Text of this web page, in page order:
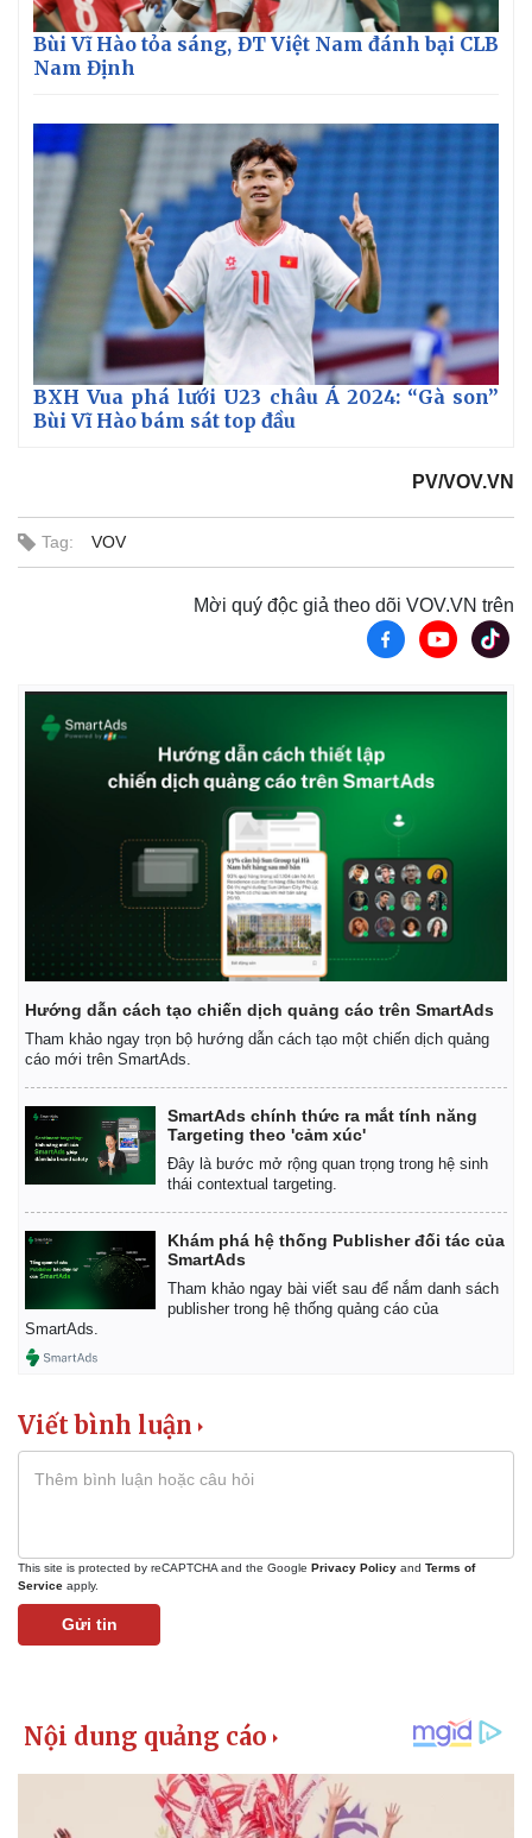
Kinh tế
Bất động sản
Khởi nghiệp
Thị trường
Giá vàng
Tiêu dùng
Chứng khoán
Giá cà phê
Bùi Vĩ Hào tỏa sáng, ĐT Việt Nam đánh bại CLB
Nam Định
BXH Vua phá lưới U23 châu Á 2024: “Gà son”
Bùi Vĩ Hào bám sát top đầu
PV/VOV.VN
Tag: VOV
Mời quý độc giả theo dõi VOV.VN trên
Hướng dẫn cách tạo chiến dịch quảng cáo trên SmartAds
Tham khảo ngay trọn bộ hướng dẫn cách tạo một chiến dịch quảng
cáo mới trên SmartAds.
SmartAds chính thức ra mắt tính năng
Targeting theo 'cảm xúc'
Đây là bước mở rộng quan trọng trong hệ sinh
thái contextual targeting.
Khám phá hệ thống Publisher đối tác của
SmartAds
Tham khảo ngay bài viết sau để nắm danh sách
publisher trong hệ thống quảng cáo của
SmartAds.
Viết bình luận
This site is protected by reCAPTCHA and the Google Privacy Policy and Terms of
Service apply.
Gửi tin